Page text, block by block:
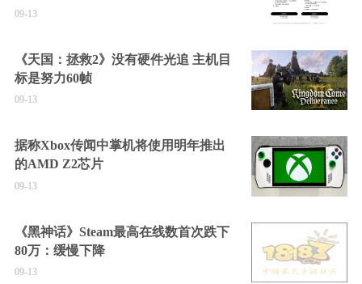
09-13
《天国：拯救2》没有硬件光追 主机目
标是努力60帧
09-13
据称Xbox传闻中掌机将使用明年推出
的AMD Z2芯片
09-13
《黑神话》Steam最高在线数首次跌下
80万：缓慢下降
09-13